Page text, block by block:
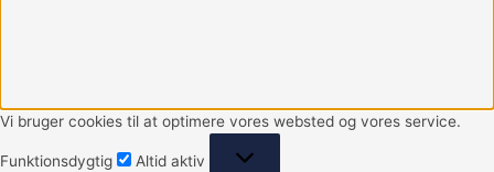
Vi bruger cookies til at optimere vores websted og vores service.
Funktionsdygtig Altid aktiv